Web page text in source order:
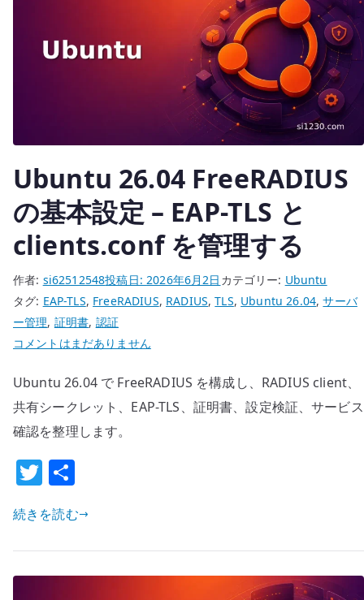
を
イ
ン
フ
設
計
の
験
に
す
へ
の
Ubuntu 26.04 FreeRADIUS
の基本設定 – EAP-TLS と
clients.conf を管理する
作者: si62512548投稿日:2026年6月2日 カテゴリー: Ubuntu
タグ: EAP-TLS, FreeRADIUS, RADIUS,TLS, Ubuntu 26.04,サーバ
ー管理, 証明書, 認証
Ubuntu
FreeRADIUS
の
基
設
定
–
TLS
と
コメントはまだありません
Ubuntu 26.04 で FreeRADIUS を構成し、RADIUS client、
共有シークレット、EAP-TLS、証明書、設定検証、サービス
確認を整理します。
T
w
it
te
r
続きを読む